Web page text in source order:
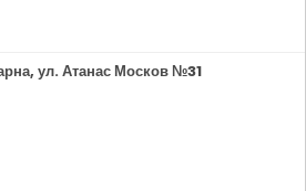
ул. Атанас Москов №31